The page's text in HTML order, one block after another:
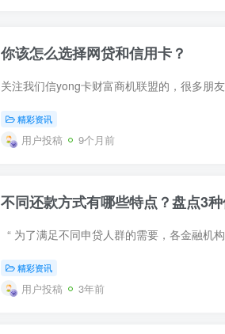
你该怎么选择网贷和信用卡？
精彩资讯
用户投稿 9个月前
不同还款方式有哪些特点？盘点3
精彩资讯
用户投稿 3年前